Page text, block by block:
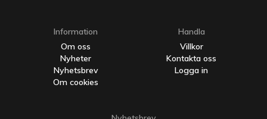
Information
Om oss
Nyheter
Nyhetsbrev
Om cookies
Handla
Villkor
Kontakta oss
Logga in